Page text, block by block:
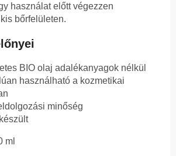
használat előtt végezzen
bőrfelületen.
BIO olaj adalékanyagok nélkül
használható a kozmetikai
minőség
ml